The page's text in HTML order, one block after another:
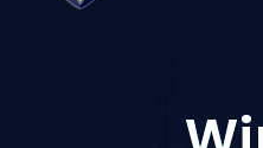
Dota 2